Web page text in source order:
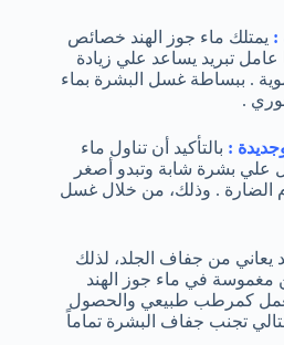
يمتلك ماء جوز الهند خصائص
عامل تبريد يساعد علي زيادة
. ببساطة غسل البشرة بماء
.
بالتأكيد أن تناول ماء
علي بشرة شابة وتبدو أصغر
الضارة . وذلك، من خلال غسل
يعاني من جفاف الجلد، لذلك
في ماء جوز الهند
تعمل كمرطب طبيعي والحصول
تجنب جفاف البشرة تماماً